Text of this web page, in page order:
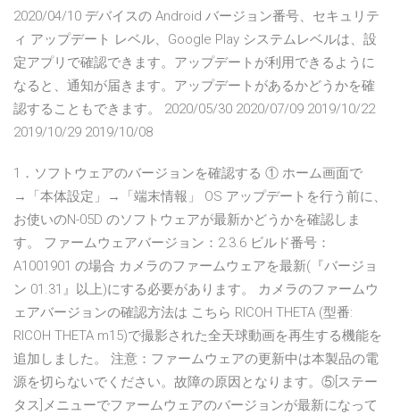
2020/04/10 デバイスの Android バージョン番号、セキュリテ
ィ アップデート レベル、Google Play システムレベルは、設
定アプリで確認できます。アップデートが利用できるように
なると、通知が届きます。アップデートがあるかどうかを確
認することもできます。 2020/05/30 2020/07/09 2019/10/22
2019/10/29 2019/10/08
1．ソフトウェアのバージョンを確認する ① ホーム画面で
→「本体設定」→「端末情報」 OS アップデートを行う前に、
お使いのN-05D のソフトウェアが最新かどうかを確認しま
す。 ファームウェアバージョン：2.3.6 ビルド番号：
A1001901 の場合 カメラのファームウェアを最新(『バージョ
ン 01.31』以上)にする必要があります。 カメラのファームウ
ェアバージョンの確認方法は こちら RICOH THETA (型番:
RICOH THETA m15)で撮影された全天球動画を再生する機能を
追加しました。 注意：ファームウェアの更新中は本製品の電
源を切らないでください。故障の原因となります。⑤[ステー
タス]メニューでファームウェアのバージョンが最新になって